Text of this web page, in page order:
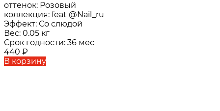
оттенок: Розовый
коллекция: feat @Nail_ru
Эффект: Со слюдой
Вес: 0.05 кг
Срок годности: 36 мес
440 ₽
В корзину